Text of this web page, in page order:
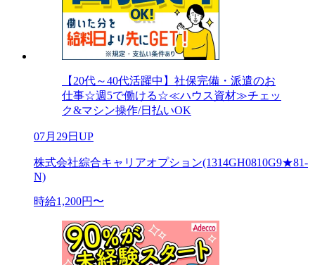
【20代～40代活躍中】社保完備・派遣のお
仕事☆週5で働ける☆≪ハウス資材≫チェッ
ク&マシン操作/日払いOK
07月29日UP
株式会社綜合キャリアオプション(1314GH0810G9★81-
N)
時給1,200円〜